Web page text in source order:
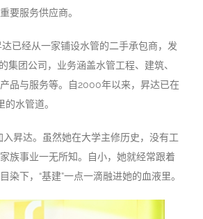
要服务供应商。
已经从一家铺设水管的二手承包商，发
集团公司，业务涵盖水管工程、建筑、
品与服务等。自2000年以来，昇达已在
的水管道。
入昇达。虽然她在大学主修历史，没有工
族事业一无所知。自小，她就经常跟着
染下， “基建”一点一滴融进她的血液里。